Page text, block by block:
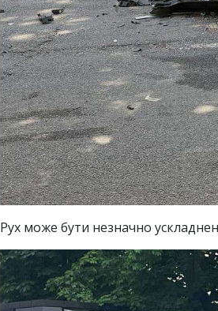
Рух може бути незначно